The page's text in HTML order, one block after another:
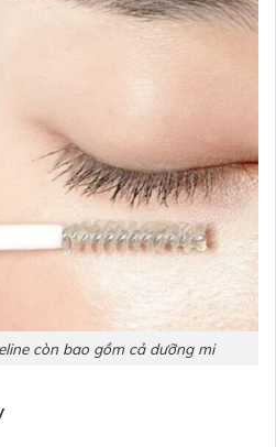
còn bao gồm cả dưỡng mi